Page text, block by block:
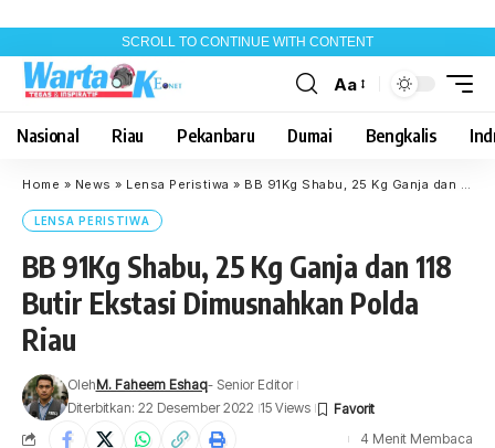
SCROLL TO CONTINUE WITH CONTENT
Font
Aa
Nasional Riau Pekanbaru Dumai Bengkalis
Home » News » Lensa Peristiwa » BB 91Kg Shabu, 25 Kg Ganja dan 118 Butir Ekstasi Dimusnahkan Polda Riau
LENSA PERISTIWA
BB 91Kg Shabu, 25 Kg Ganja dan 118
Butir Ekstasi Dimusnahkan Polda
Riau
OlehM. Faheem Eshaq- Senior Editor
Diterbitkan: 22 Desember 2022 15 Views
4 Menit Membaca